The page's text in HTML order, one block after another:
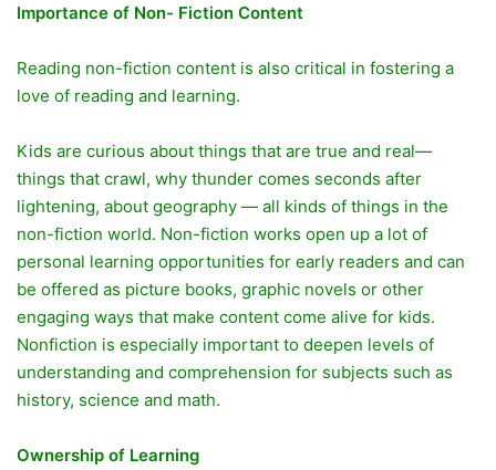
Importance of Non- Fiction Content
Reading non-fiction content is also critical in fostering a
love of reading and learning.
Kids are curious about things that are true and real—
things that crawl, why thunder comes seconds after
lightening, about geography — all kinds of things in the
non-fiction world. Non-fiction works open up a lot of
personal learning opportunities for early readers and can
be offered as picture books, graphic novels or other
engaging ways that make content come alive for kids.
Nonfiction is especially important to deepen levels of
understanding and comprehension for subjects such as
history, science and math.
Ownership of Learning